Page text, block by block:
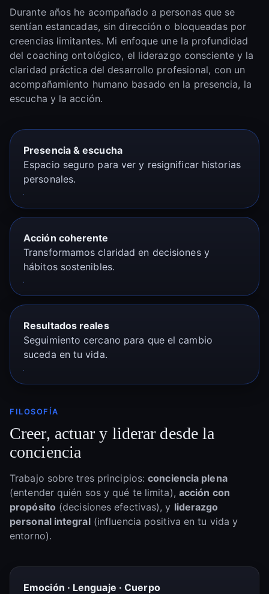
Durante años he acompañado a personas que se
sentían estancadas, sin dirección o bloqueadas por
creencias limitantes. Mi enfoque une la profundidad
del coaching ontológico, el liderazgo consciente y la
claridad práctica del desarrollo profesional, con un
acompañamiento humano basado en la presencia, la
escucha y la acción.
Presencia & escucha
Espacio seguro para ver y resignificar historias
personales.
Acción coherente
Transformamos claridad en decisiones y
hábitos sostenibles.
Resultados reales
Seguimiento cercano para que el cambio
suceda en tu vida.
FILOSOFÍA
Creer, actuar y liderar desde la
conciencia
Trabajo sobre tres principios:conciencia plena
(entender quién sos y qué te limita), acción con
propósito (decisiones efectivas), y liderazgo
personal integral(influencia positiva en tu vida y
entorno).
Emoción · Lenguaje · Cuerpo